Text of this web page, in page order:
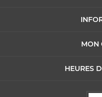
MON
HEURES